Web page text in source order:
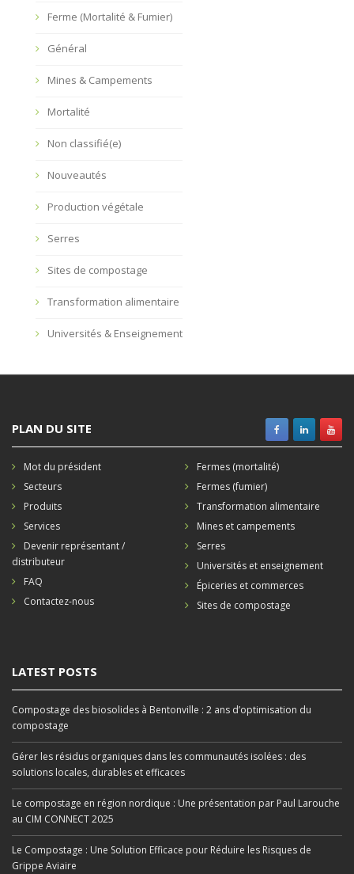
Ferme (Mortalité & Fumier)
Général
Mines & Campements
Mortalité
Non classifié(e)
Nouveautés
Production végétale
Serres
Sites de compostage
Transformation alimentaire
Universités & Enseignement
PLAN DU SITE
Mot du président
Secteurs
Produits
Services
Devenir représentant /
distributeur
FAQ
Contactez-nous
Fermes (mortalité)
Fermes (fumier)
Transformation alimentaire
Mines et campements
Serres
Universités et enseignement
Épiceries et commerces
Sites de compostage
LATEST POSTS
Compostage des biosolides à Bentonville : 2 ans d’optimisation du
compostage
Gérer les résidus organiques dans les communautés isolées : des
solutions locales, durables et efficaces
Le compostage en région nordique : Une présentation par Paul Larouche
au CIM CONNECT 2025
Le Compostage : Une Solution Efficace pour Réduire les Risques de
Grippe Aviaire